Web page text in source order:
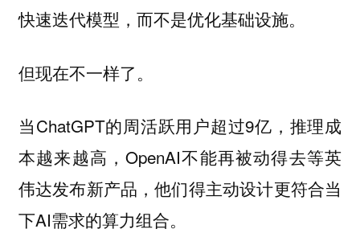
快速迭代模型，而不是优化基础设施。
但现在不一样了。
当ChatGPT的周活跃用户超过9亿，推理成
本越来越高，OpenAI不能再被动得去等英
伟达发布新产品，他们得主动设计更符合当
下AI需求的算力组合。